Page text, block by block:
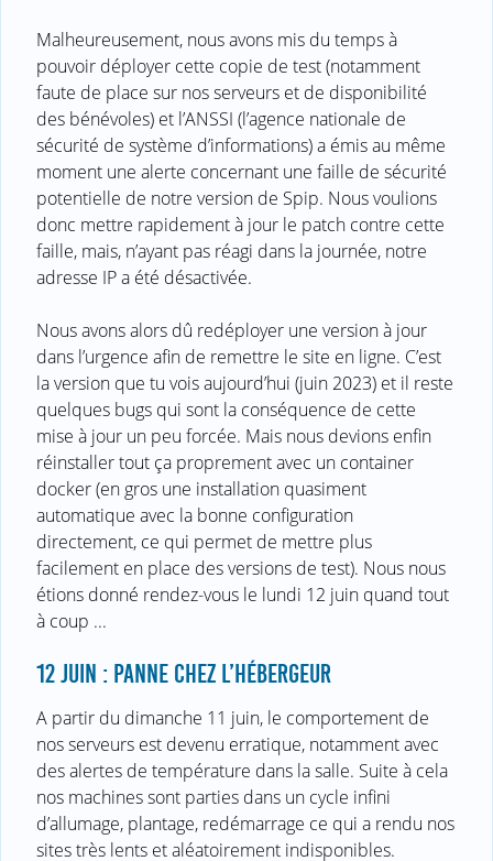
Malheureusement, nous avons mis du temps à
pouvoir déployer cette copie de test (notamment
faute de place sur nos serveurs et de disponibilité
des bénévoles) et l’ANSSI (l’agence nationale de
sécurité de système d’informations) a émis au même
moment une alerte concernant une faille de sécurité
potentielle de notre version de Spip. Nous voulions
donc mettre rapidement à jour le patch contre cette
faille, mais, n’ayant pas réagi dans la journée, notre
adresse IP a été désactivée.
Nous avons alors dû redéployer une version à jour
dans l’urgence afin de remettre le site en ligne. C’est
la version que tu vois aujourd’hui (juin 2023) et il reste
quelques bugs qui sont la conséquence de cette
mise à jour un peu forcée. Mais nous devions enfin
réinstaller tout ça proprement avec un container
docker (en gros une installation quasiment
automatique avec la bonne configuration
directement, ce qui permet de mettre plus
facilement en place des versions de test). Nous nous
étions donné rendez-vous le lundi 12 juin quand tout
à coup ...
12 JUIN : PANNE CHEZ L’HÉBERGEUR
A partir du dimanche 11 juin, le comportement de
nos serveurs est devenu erratique, notamment avec
des alertes de température dans la salle. Suite à cela
nos machines sont parties dans un cycle infini
d’allumage, plantage, redémarrage ce qui a rendu nos
sites très lents et aléatoirement indisponibles.